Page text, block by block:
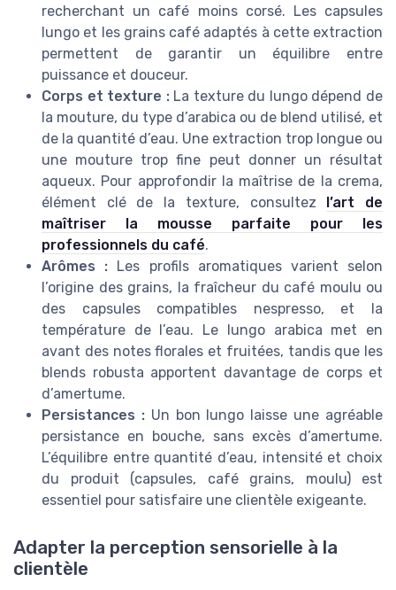
recherchant un café moins corsé. Les capsules
lungo et les grains café adaptés à cette extraction
permettent de garantir un équilibre entre
puissance et douceur.
Corps et texture :La texture du lungo dépend de
la mouture, du type d’arabica ou de blend utilisé, et
de la quantité d’eau. Une extraction trop longue ou
une mouture trop fine peut donner un résultat
aqueux. Pour approfondir la maîtrise de la crema,
élément clé de la texture, consultez l’art de
maîtriser la mousse parfaite pour les
professionnels du café.
Arômes : Les profils aromatiques varient selon
l’origine des grains, la fraîcheur du café moulu ou
des capsules compatibles nespresso, et la
température de l’eau. Le lungo arabica met en
avant des notes florales et fruitées, tandis que les
blends robusta apportent davantage de corps et
d’amertume.
Persistances :Un bon lungo laisse une agréable
persistance en bouche, sans excès d’amertume.
L’équilibre entre quantité d’eau, intensité et choix
du produit (capsules, café grains, moulu) est
essentiel pour satisfaire une clientèle exigeante.
Adapter la perception sensorielle à la
clientèle